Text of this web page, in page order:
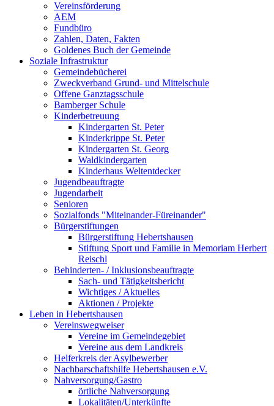
Vereinsförderung
AEM
Fundbüro
Zahlen, Daten, Fakten
Goldenes Buch der Gemeinde
Soziale Infrastruktur
Gemeindebücherei
Zweckverband Grund- und Mittelschule
Offene Ganztagsschule
Bamberger Schule
Kinderbetreuung
Kindergarten St. Peter
Kinderkrippe St. Peter
Kindergarten St. Georg
Waldkindergarten
Kinderhaus Weltentdecker
Jugendbeauftragte
Jugendarbeit
Senioren
Sozialfonds "Miteinander-Füreinander"
Bürgerstiftungen
Bürgerstiftung Hebertshausen
Stiftung Sport und Familie in Memoriam Herbert
Reischl
Behinderten- / Inklusionsbeauftragte
Sach- und Tätigkeitsbericht
Wichtiges / Aktuelles
Aktionen / Projekte
Leben in Hebertshausen
Vereinswegweiser
Vereine im Gemeindegebiet
Vereine aus dem Landkreis
Helferkreis der Asylbewerber
Nachbarschaftshilfe Hebertshausen e.V.
Nahversorgung/Gastro
örtliche Nahversorgung
Lokalitäten/Unterkünfte